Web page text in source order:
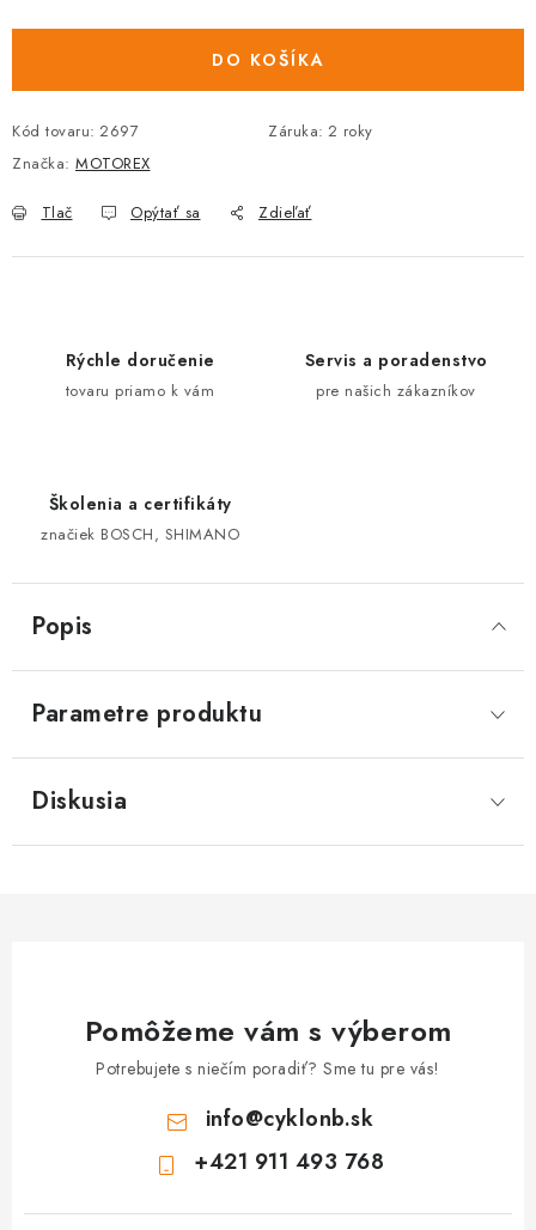
DO KOŠÍKA
Kód tovaru: 2697 Záruka: 2 roky
Značka: MOTOREX
Tlač Opýtať sa Zdieľať
Rýchle doručenie
tovaru priamo k vám
Servis a poradenstvo
pre našich zákazníkov
Školenia a certifikáty
značiek BOSCH, SHIMANO
Popis
Parametre produktu
Diskusia
Pomôžeme vám s výberom
Potrebujete s niečím poradiť? Sme tu pre vás!
info@cyklonb.sk
+421 911 493 768